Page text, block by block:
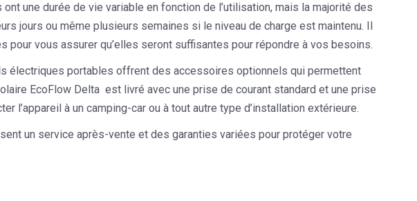
une durée de vie variable en fonction de l’utilisation, mais la majorité des
jours ou même plusieurs semaines si le niveau de charge est maintenu. Il
pour vous assurer qu’elles seront suffisantes pour répondre à vos besoins.
électriques portables offrent des accessoires optionnels qui permettent
EcoFlow Delta est livré avec une prise de courant standard et une prise
l’appareil à un camping-car ou à tout autre type d’installation extérieure.
un service après-vente et des garanties variées pour protéger votre